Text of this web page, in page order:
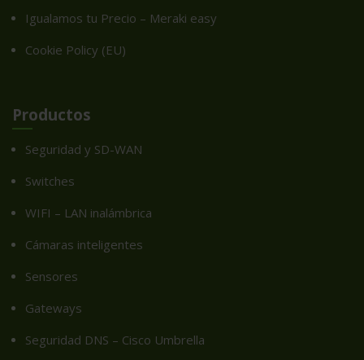
Igualamos tu Precio – Meraki easy
Cookie Policy (EU)
Productos
Seguridad y SD-WAN
Switches
WIFI – LAN inalámbrica
Cámaras inteligentes
Sensores
Gateways
Seguridad DNS – Cisco Umbrella